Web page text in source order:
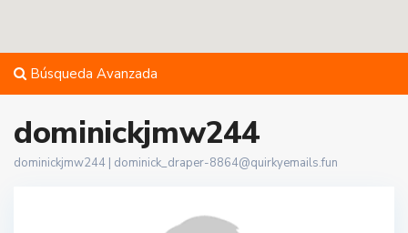
Búsqueda Avanzada
dominickjmw244
dominickjmw244 | dominick_draper-8864@quirkyemails.fun